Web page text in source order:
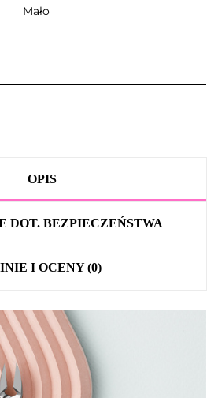
Mało
OPIS
DOT. BEZPIECZEŃSTWA
I OCENY (0)